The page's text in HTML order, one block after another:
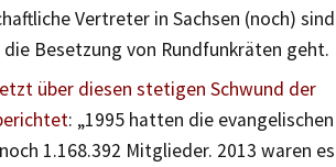
Vertreter in Sachsen (noch) sind
Besetzung von Rundfunkräten geht.
über diesen stetigen Schwund der
: „1995 hatten die evangelischen
1.168.392 Mitglieder. 2013 waren es